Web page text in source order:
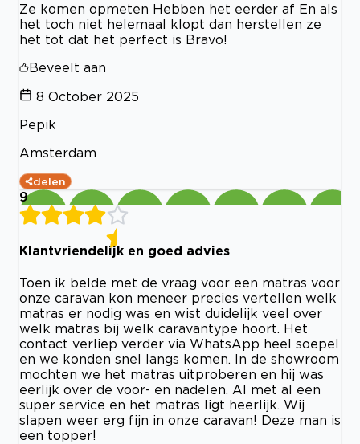
Ze komen opmeten Hebben het eerder af En als
het toch niet helemaal klopt dan herstellen ze
het tot dat het perfect is Bravo!
Beveelt aan
8 October 2025
Pepik
Amsterdam
delen
9
Klantvriendelijk en goed advies
Toen ik belde met de vraag voor een matras voor
onze caravan kon meneer precies vertellen welk
matras er nodig was en wist duidelijk veel over
welk matras bij welk caravantype hoort. Het
contact verliep verder via WhatsApp heel soepel
en we konden snel langs komen. In de showroom
mochten we het matras uitproberen en hij was
eerlijk over de voor- en nadelen. Al met al een
super service en het matras ligt heerlijk. Wij
slapen weer erg fijn in onze caravan! Deze man is
een topper!